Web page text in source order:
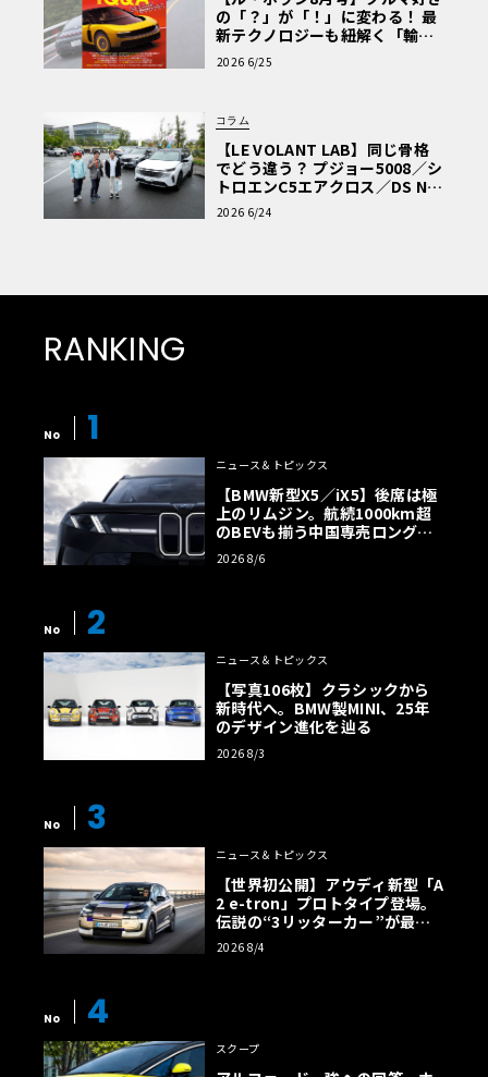
の「？」が「！」に変わる！ 最
新テクノロジーも紐解く「輸入
車Q&A」
2026 6/25
コラム
【LE VOLANT LAB】同じ骨格
でどう違う？ プジョー5008／シ
トロエンC5エアクロス／DS Nº4
読者一気乗りレポート
2026 6/24
RANKING
No 1
ニュース＆トピックス
【BMW新型X5／iX5】後席は極
上のリムジン。航続1000km超
のBEVも揃う中国専売ロング仕
様の全貌
2026 8/6
No 2
ニュース＆トピックス
【写真106枚】クラシックから
新時代へ。BMW製MINI、25年
のデザイン進化を辿る
2026 8/3
No 3
ニュース＆トピックス
【世界初公開】アウディ新型「A
2 e-tron」プロトタイプ登場。
伝説の“3リッターカー”が最高
効率エントリーBEVとして復活
【画像38枚】
2026 8/4
No 4
スクープ